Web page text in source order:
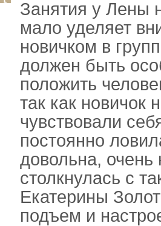
Занятия у Лены
мало уделяет
новичком в
должен быть
положить
так как новичок
чувствовали
постоянно
довольна,
столкнулась с
Екатерины
подъем и